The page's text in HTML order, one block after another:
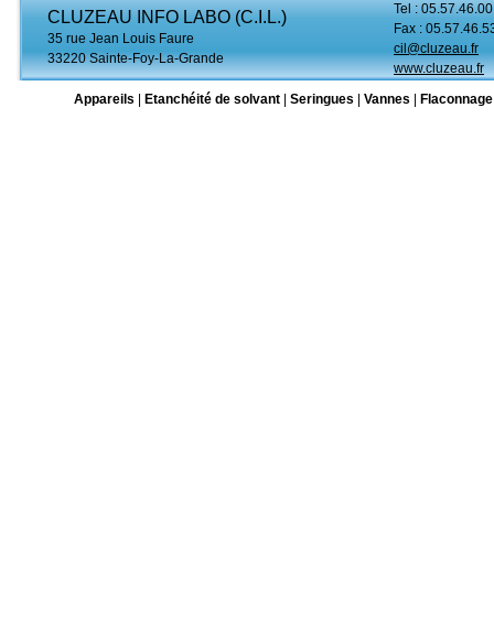
CLUZEAU INFO LABO (C.I.L.)
35 rue Jean Louis Faure
33220 Sainte-Foy-La-Grande
Tel :
Fax :
cil@cluzeau.fr
www.cluzeau.fr
Appareils
Etanchéité de solvant Seringues Vannes Flaconnage